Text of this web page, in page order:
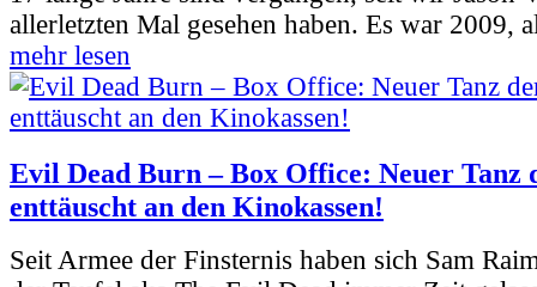
allerletzten Mal gesehen haben. Es war 2009,
mehr lesen
Evil Dead Burn – Box Office: Neuer Tanz
enttäuscht an den Kinokassen!
Seit Armee der Finsternis haben sich Sam